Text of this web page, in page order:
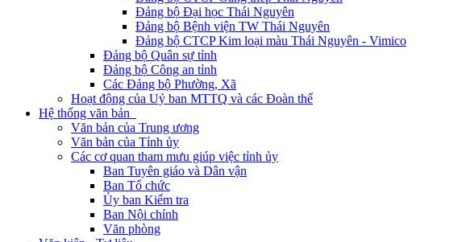
Đảng bộ Đại học Thái Nguyên
Đảng bộ Bệnh viện TW Thái Nguyên
Đảng bộ CTCP Kim loại màu Thái Nguyên - Vimico
Đảng bộ Quân sự tỉnh
Đảng bộ Công an tỉnh
Các Đảng bộ Phường, Xã
Hoạt động của Uỷ ban MTTQ và các Đoàn thể
Hệ thống văn bản
Văn bản của Trung ương
Văn bản của Tỉnh ủy
Các cơ quan tham mưu giúp việc tỉnh ủy
Ban Tuyên giáo và Dân vận
Ban Tổ chức
Ủy ban Kiểm tra
Ban Nội chính
Văn phòng